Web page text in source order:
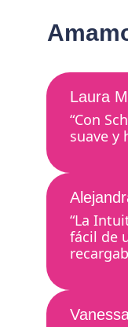
Laura
“Con
suave y
“La
fácil de